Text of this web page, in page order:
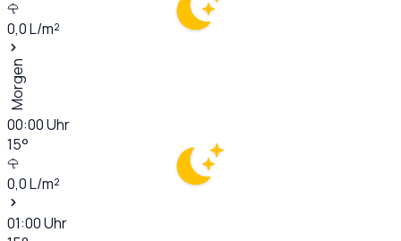
0,0L/m²
Morgen
00:00Uhr
15°
0,0L/m²
01:00Uhr